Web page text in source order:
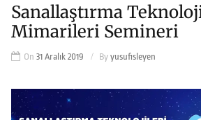
Sanallaştırma
Mimarileri Semineri
On 31 Aralık 2019 By yusufisleyen